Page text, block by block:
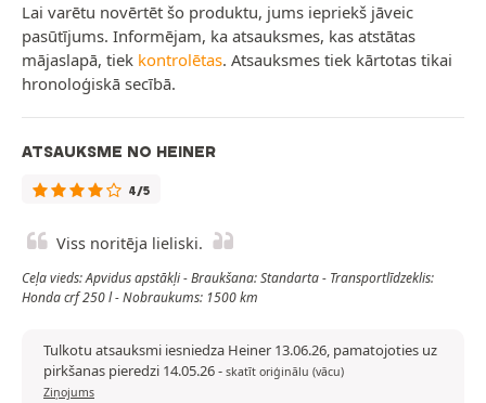
Lai varētu novērtēt šo produktu, jums iepriekš jāveic
pasūtījums. Informējam, ka atsauksmes, kas atstātas
mājaslapā, tiek kontrolētas. Atsauksmes tiek kārtotas tikai
hronoloģiskā secībā.
ATSAUKSME NO HEINER
4/5
Viss noritēja lieliski.
Ceļa vieds: Apvidus apstākļi - Braukšana: Standarta - Transportlīdzeklis:
Honda crf 250 l - Nobraukums: 1500 km
Tulkotu atsauksmi iesniedza Heiner 13.06.26, pamatojoties uz
pirkšanas pieredzi 14.05.26- skatīt oriģinālu (vācu)
Ziņojums